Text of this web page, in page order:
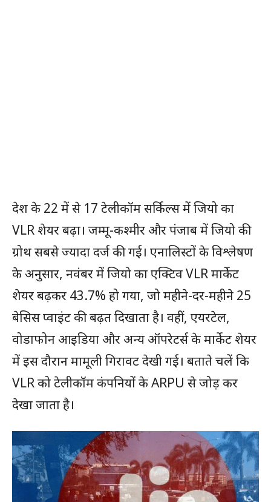
देश के 22 में से 17 टेलीकॉम सर्किल्स में जियो का
VLR शेयर बढ़ा। जम्मू-कश्मीर और पंजाब में जियो की
ग्रोथ सबसे ज्यादा दर्ज की गई। एनालिस्टों के विश्लेषण
के अनुसार, नवंबर में जियो का एक्टिव VLR मार्केट
शेयर बढ़कर 43.7% हो गया, जो महीने-दर-महीने 25
बेसिस प्वाइंट की बढ़त दिखाता है। वहीं, एयरटेल,
वोडाफोन आइडिया और अन्य ऑपरेटर्स के मार्केट शेयर
में इस दौरान मामूली गिरावट देखी गई। बताते चलें कि
VLR को टेलीकॉम कंपनियों के ARPU से जोड़ कर
देखा जाता है।